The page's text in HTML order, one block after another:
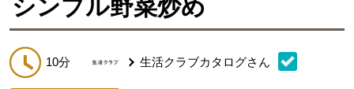
シンプル野菜炒め
10分 生活クラブカタログさん